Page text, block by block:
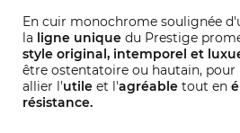
En cuir monochrome soulignée
la ligne unique du Prestige
style original, intemporel et
être ostentatoire ou hautain, pour
allier l'utile et l'agréable tout en
résistance.